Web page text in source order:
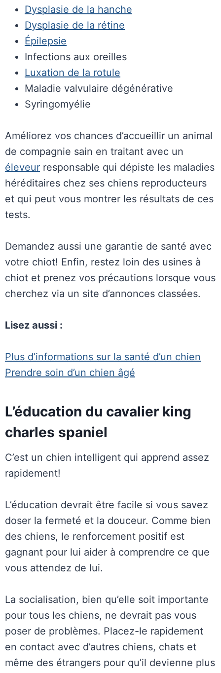
Dysplasie de la hanche
Dysplasie de la rétine
Épilepsie
Infections aux oreilles
Luxation de la rotule
Maladie valvulaire dégénérative
Syringomyélie
Améliorez vos chances d’accueillir un animal
de compagnie sain en traitant avec un
éleveur responsable qui dépiste les maladies
héréditaires chez ses chiens reproducteurs
et qui peut vous montrer les résultats de ces
tests.
Demandez aussi une garantie de santé avec
votre chiot! Enfin, restez loin des usines à
chiot et prenez vos précautions lorsque vous
cherchez via un site d’annonces classées.
Lisez aussi :
Plus d’informations sur la santé d’un chien
Prendre soin d’un chien âgé
L’éducation du cavalier king
charles spaniel
C’est un chien intelligent qui apprend assez
rapidement!
L’éducation devrait être facile si vous savez
doser la fermeté et la douceur. Comme bien
des chiens, le renforcement positif est
gagnant pour lui aider à comprendre ce que
vous attendez de lui.
La socialisation, bien qu’elle soit importante
pour tous les chiens, ne devrait pas vous
poser de problèmes. Placez-le rapidement
en contact avec d’autres chiens, chats et
même des étrangers pour qu’il devienne plus